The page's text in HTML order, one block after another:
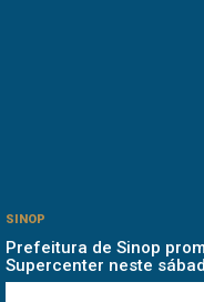
SINOP
Prefeitura de Sinop
Supercenter neste